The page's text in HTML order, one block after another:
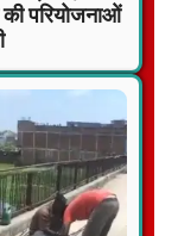
परियोजनाओं